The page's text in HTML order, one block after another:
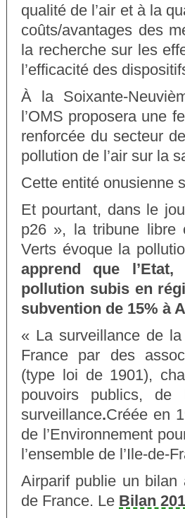
qualité de l’air et à la
coûts/avantages des
la recherche sur les
l’efficacité des
À la Soixante-
l’OMS proposera une
renforcée du secteur
pollution de l’air sur la
Cette entité onusienne
Et pourtant, dans le
p26 », la tribune libre
Verts évoque la
apprend que
pollution subis en
subvention de 15% à
« La surveillance de
France par des
(type loi de 1901),
pouvoirs publics,
surveillance.Créée en
de l’Environnement
l’ensemble de l’Ile-de-
Airparif publie un
de France. Le Bilan